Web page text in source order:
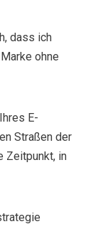
dass ich
ohne
E-
Straßen der
Zeitpunkt, in